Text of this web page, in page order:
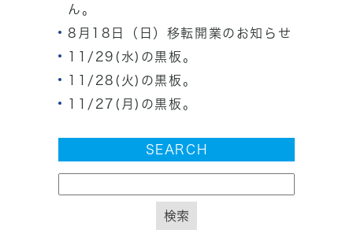
ん。
8月18日（日）移転開業のお知らせ
11/29(水)の黒板。
11/28(火)の黒板。
11/27(月)の黒板。
SEARCH